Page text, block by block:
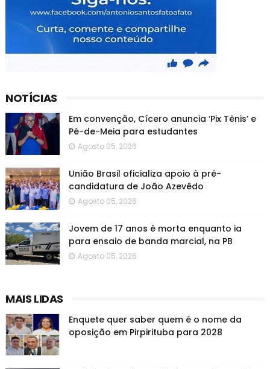
NOTÍCIAS
Em convenção, Cícero anuncia ‘Pix Tênis’ e
Pé-de-Meia para estudantes
Agosto 05, 2026
União Brasil oficializa apoio à pré-
candidatura de João Azevêdo
Agosto 05, 2026
Jovem de 17 anos é morta enquanto ia
para ensaio de banda marcial, na PB
Agosto 05, 2026
MAIS LIDAS
Enquete quer saber quem é o nome da
oposição em Pirpirituba para 2028